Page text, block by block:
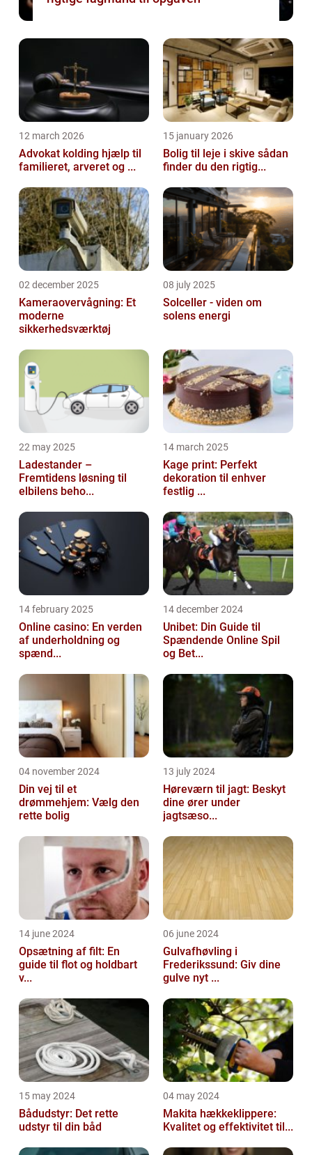
12 march 2026
Advokat kolding hjælp til
familieret, arveret og ...
15 january 2026
Bolig til leje i skive sådan
finder du den rigtig...
02 december 2025
Kameraovervågning: Et
moderne
sikkerhedsværktøj
08 july 2025
Solceller - viden om
solens energi
22 may 2025
Ladestander –
Fremtidens løsning til
elbilens beho...
14 march 2025
Kage print: Perfekt
dekoration til enhver
festlig ...
14 february 2025
Online casino: En verden
af underholdning og
spænd...
14 december 2024
Unibet: Din Guide til
Spændende Online Spil
og Bet...
04 november 2024
Din vej til et
drømmehjem: Vælg den
rette bolig
13 july 2024
Høreværn til jagt: Beskyt
dine ører under
jagtsæso...
14 june 2024
Opsætning af filt: En
guide til flot og holdbart
v...
06 june 2024
Gulvafhøvling i
Frederikssund: Giv dine
gulve nyt ...
15 may 2024
Bådudstyr: Det rette
udstyr til din båd
04 may 2024
Makita hækkeklippere:
Kvalitet og effektivitet til...